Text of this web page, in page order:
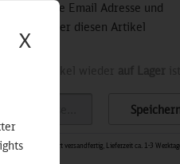
Sie Ihre Email Adresse und
Sie stets über diesen Artikel
32501966 Sofort versandfertig, Lieferzeit ca. 1-3
X